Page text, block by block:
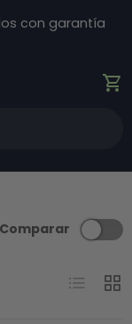
con garantía
Comparar
Lista